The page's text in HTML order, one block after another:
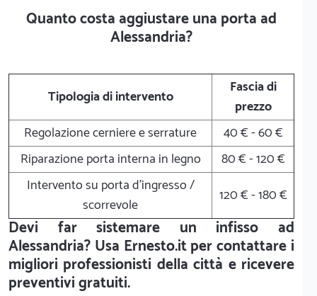
Quanto costa aggiustare una porta ad
Alessandria?
Tipologia di intervento
Fascia di
prezzo
Regolazione cerniere e serrature
40 € - 60 €
Riparazione porta interna in legno
80 € - 120 €
Intervento su porta d'ingresso /
scorrevole
120 € - 180 €
Devi far sistemare un infisso ad
Alessandria? Usa Ernesto.it per contattare i
migliori professionisti della città e ricevere
preventivi gratuiti.